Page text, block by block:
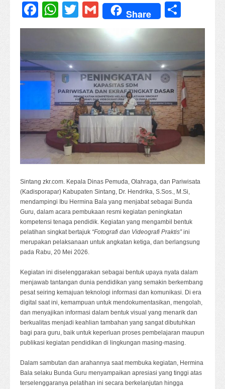
Facebook
WhatsApp
TwitterGmail
Share
Sintang zkr.com. Kepala Dinas Pemuda, Olahraga, dan Pariwisata
(Kadisporapar) Kabupaten Sintang, Dr. Hendrika, S.Sos., M.Si,
mendampingi Ibu Hermina Bala yang menjabat sebagai Bunda
Guru, dalam acara pembukaan resmi kegiatan peningkatan
kompetensi tenaga pendidik. Kegiatan yang mengambil bentuk
pelatihan singkat bertajuk “Fotografi dan Videografi Praktis”ini
merupakan pelaksanaan untuk angkatan ketiga, dan berlangsung
pada Rabu, 20 Mei 2026.
Kegiatan ini diselenggarakan sebagai bentuk upaya nyata dalam
menjawab tantangan dunia pendidikan yang semakin berkembang
pesat seiring kemajuan teknologi informasi dan komunikasi. Di era
digital saat ini, kemampuan untuk mendokumentasikan, mengolah,
dan menyajikan informasi dalam bentuk visual yang menarik dan
berkualitas menjadi keahlian tambahan yang sangat dibutuhkan
bagi para guru, baik untuk keperluan proses pembelajaran maupun
publikasi kegiatan pendidikan di lingkungan masing-masing.
Dalam sambutan dan arahannya saat membuka kegiatan, Hermina
Bala selaku Bunda Guru menyampaikan apresiasi yang tinggi atas
terselenggaranya pelatihan ini secara berkelanjutan hingga